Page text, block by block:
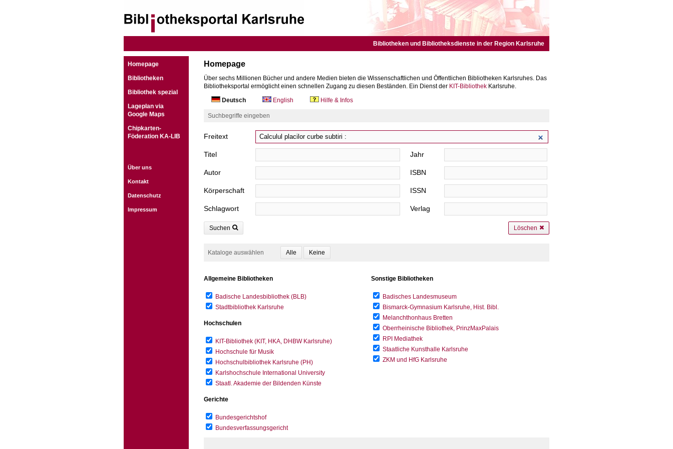
Bibliotheken und Bibliotheksdienste in der Region Karlsruhe
Homepage
Bibliotheken
Bibliothek spezial
Lageplan via
Google Maps
Chipkarten-
Föderation KA-LIB
Über uns
Kontakt
Datenschutz
Impressum
Homepage
Über sechs Millionen Bücher und andere Medien bieten die Wissenschaftlichen und Öffentlichen Bibliotheken Karlsruhes. Das
Bibliotheksportal ermöglicht einen schnellen Zugang zu diesen Beständen. Ein Dienst der KIT-Bibliothek Karlsruhe.
Deutsch
English Hilfe & Infos
Suchbegriffe eingeben
Freitext
Titel
Autor
Körperschaft
Schlagwort
Jahr
ISBN
ISSN
Verlag
Suchen Löschen
Kataloge auswählen
Allgemeine Bibliotheken
Badische Landesbibliothek (BLB)
Stadtbibliothek Karlsruhe
Hochschulen
KIT-Bibliothek (KIT, HKA, DHBW Karlsruhe)
Hochschule für Musik
Hochschulbibliothek Karlsruhe (PH)
Karlshochschule International University
Staatl. Akademie der Bildenden Künste
Gerichte
Bundesgerichtshof
Bundesverfassungsgericht
Sonstige Bibliotheken
Badisches Landesmuseum
Bismarck-Gymnasium Karlsruhe, Hist. Bibl.
Melanchthonhaus Bretten
Oberrheinische Bibliothek, PrinzMaxPalais
RPI Mediathek
Staatliche Kunsthalle Karlsruhe
ZKM und HfG Karlsruhe